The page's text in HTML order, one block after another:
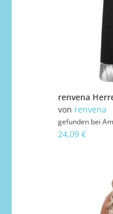
von renvena
gefunden bei
24,09 €